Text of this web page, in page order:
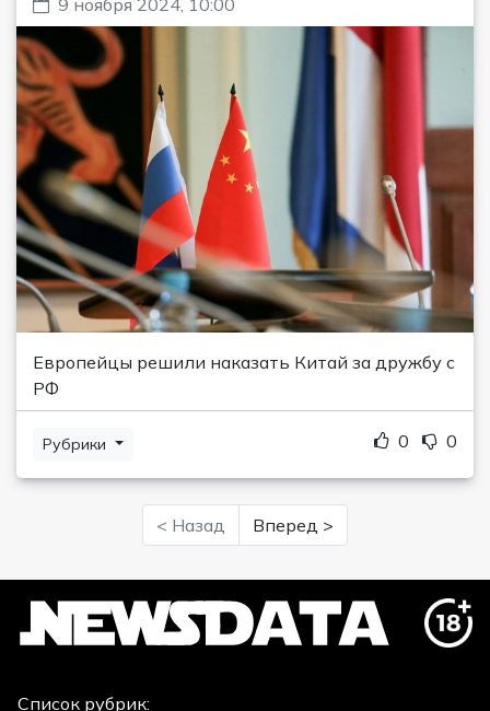
Европейцы решили наказать Китай за дружбу с
РФ
Рубрики 0 0
< Назад Вперед >
Список рубрик: